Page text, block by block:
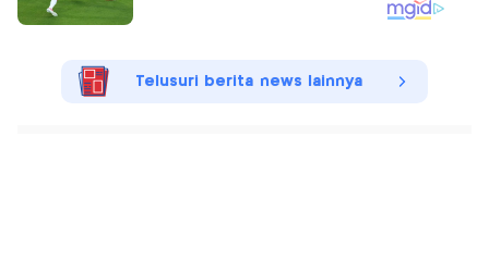
Telusuri berita news lainnya